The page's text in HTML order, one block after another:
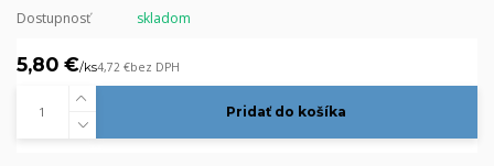
Dostupnosť skladom
5,80 €/ks4,72 €bez DPH
Pridať do košíka